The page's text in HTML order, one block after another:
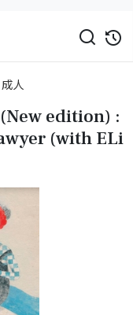
人
edition) :
(with ELi